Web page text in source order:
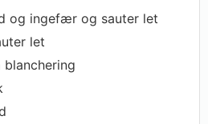
og ingefær og sauter let
let